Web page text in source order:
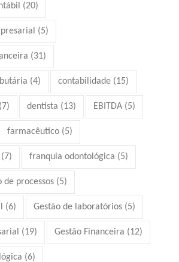
(20)
(5)
(31)
(4) contabilidade (15)
(7) dentista (13) EBITDA (5)
farmacêutico (5)
(7) franquia odontológica (5)
processos (5)
(6) Gestão de laboratórios (5)
(19) Gestão Financeira (12)
(6)